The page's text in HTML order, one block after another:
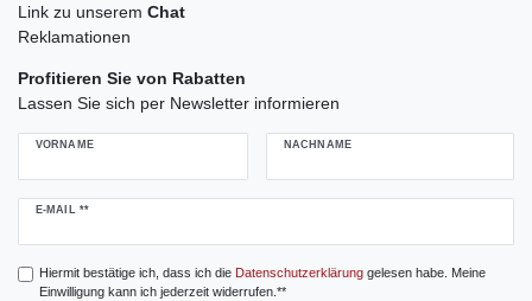
Link zu unserem Chat
Reklamationen
Profitieren Sie von Rabatten
Lassen Sie sich per Newsletter informieren
VORNAME NACHNAME
E-MAIL **
Newsletter
Hiermit bestätige ich, dass ich die Daten­schutz­erklärunggelesen habe. Meine
Einwilligung kann ich jederzeit widerrufen.**